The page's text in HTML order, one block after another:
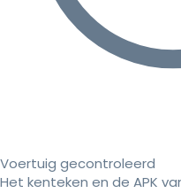
Voertuig gecontroleerd
Het kenteken en de APK